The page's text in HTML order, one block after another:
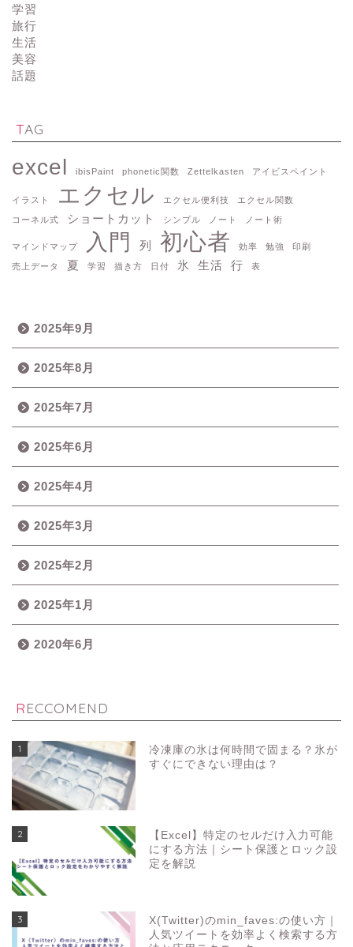
学習
旅行
生活
美容
話題
TAG
excel ibisPaint phonetic関数 Zettelkasten アイビスペイント
イラスト エクセル エクセル便利技 エクセル関数
コーネル式 ショートカット シンプル ノート ノート術
マインドマップ 入門 列 初心者 効率 勉強 印刷
売上データ 夏 学習 描き方 日付 氷 生活 行 表
2025年9月
2025年8月
2025年7月
2025年6月
2025年4月
2025年3月
2025年2月
2025年1月
2020年6月
RECCOMEND
1
冷凍庫の氷は何時間で固まる？氷が
すぐにできない理由は？
2
【Excel】特定のセルだけ入力可能
にする方法｜シート保護とロック設
定を解説
3
X(Twitter)のmin_faves:の使い方｜
人気ツイートを効率よく検索する方